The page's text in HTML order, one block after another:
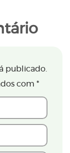
publicado.
com *